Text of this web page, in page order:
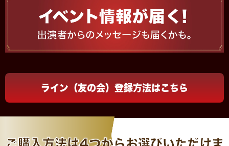
ライン（友の会）登録方法はこちら
ご購入方法は4つからお選びいただけま